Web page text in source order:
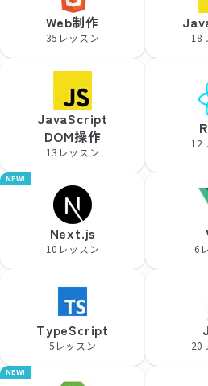
Web制作
35レッスン 18
JavaScript
DOM操作
13レッスン
12
NEW!
Next.js
10レッスン 6
TypeScript
5レッスン 20
NEW!